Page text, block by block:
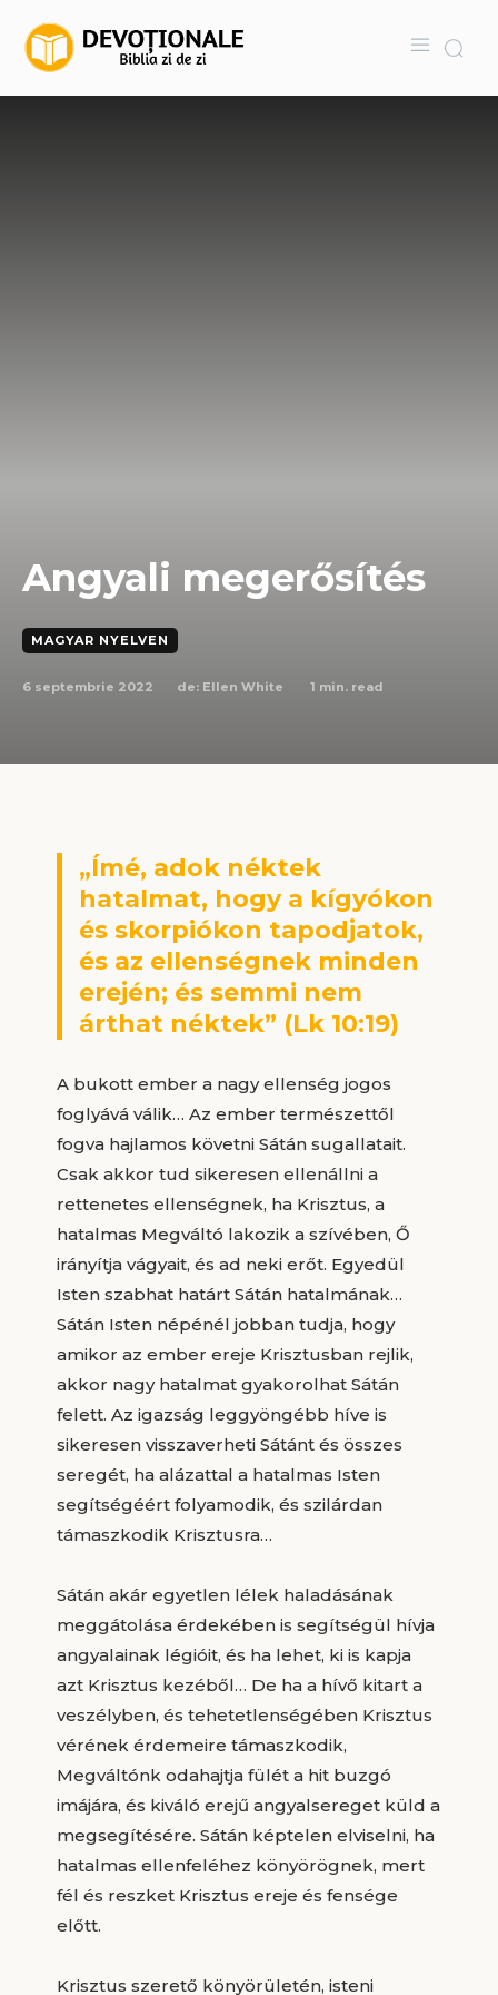
Angyali megerősítés
MAGYAR NYELVEN
6 septembrie 2022 de: Ellen White 1 min. read
„Ímé, adok néktek
hatalmat, hogy a kígyókon
és skorpiókon tapodjatok,
és az ellenségnek minden
erején; és semmi nem
árthat néktek” (Lk 10:19)
A bukott ember a nagy ellenség jogos
foglyává válik… Az ember természettől
fogva hajlamos követni Sátán sugallatait.
Csak akkor tud sikeresen ellenállni a
rettenetes ellenségnek, ha Krisztus, a
hatalmas Megváltó lakozik a szívében, Ő
irányítja vágyait, és ad neki erőt. Egyedül
Isten szabhat határt Sátán hatalmának…
Sátán Isten népénél jobban tudja, hogy
amikor az ember ereje Krisztusban rejlik,
akkor nagy hatalmat gyakorolhat Sátán
felett. Az igazság leggyöngébb híve is
sikeresen visszaverheti Sátánt és összes
seregét, ha alázattal a hatalmas Isten
segítségéért folyamodik, és szilárdan
támaszkodik Krisztusra…
Sátán akár egyetlen lélek haladásának
meggátolása érdekében is segítségül hívja
angyalainak légióit, és ha lehet, ki is kapja
azt Krisztus kezéből… De ha a hívő kitart a
veszélyben, és tehetetlenségében Krisztus
vérének érdemeire támaszkodik,
Megváltónk odahajtja fülét a hit buzgó
imájára, és kiváló erejű angyalsereget küld a
megsegítésére. Sátán képtelen elviselni, ha
hatalmas ellenfeléhez könyörögnek, mert
fél és reszket Krisztus ereje és fensége
előtt.
Krisztus szerető könyörületén, isteni